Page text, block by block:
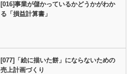
[016]事業が儲かっているかどうかがわか
る「損益計算書」
[077]「絵に描いた餅」にならないための
売上計画づくり